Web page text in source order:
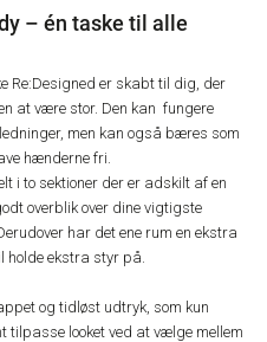
– én taske til alle
Re:Designed er skabt til dig, der
at være stor. Den kan fungere
men kan også bæres som
hænderne fri.
i to sektioner der er adskilt af en
overblik over dine vigtigste
har det ene rum en ekstra
holde ekstra styr på.
og tidløst udtryk, som kun
tilpasse looket ved at vælge mellem